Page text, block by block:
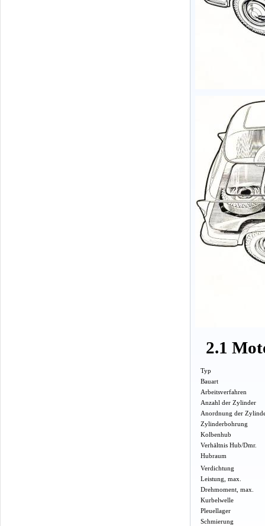
2.1
Typ
Bauart
Arbeitsverfahren
Anzahl der Zylinder
Anordnung der
Zylinderbohrung
Kolbenhub
Verhältnis Hub/Dmr.
Hubraum
Verdichtung
Leistung, max.
Drehmoment, max.
Kurbelwelle
Pleuellager
Schmierung